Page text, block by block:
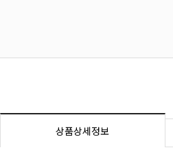
상품상세정보